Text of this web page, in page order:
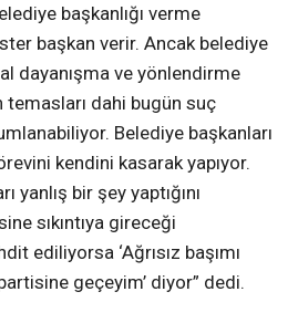
başkanlığı verme
başkan verir. Ancak belediye
dayanışma ve yönlendirme
dahi bugün suç
Belediye başkanları
kendini kasarak yapıyor.
yanlış bir şey yaptığını
sıkıntıya gireceği
ediliyorsa ‘Ağrısız başımı
geçeyim’ diyor” dedi.